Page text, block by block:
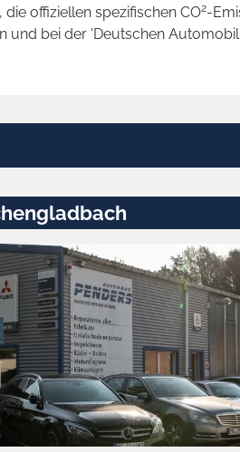
offiziellen spezifischen CO2-
und bei der 'Deutschen